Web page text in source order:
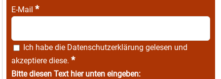
E-Mail *
Ich habe die Datenschutzerklärung gelesen und
akzeptiere diese. *
Bitte diesen Text hier unten eingeben: